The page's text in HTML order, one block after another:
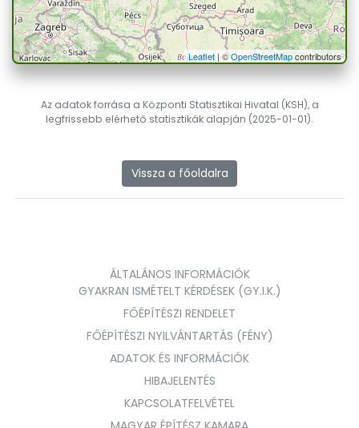
Leaflet| ©OpenStreetMapcontributors
Az adatok forrása a Központi Statisztikai Hivatal (KSH), a
legfrissebb elérhető statisztikák alapján (2025-01-01).
Vissza a főoldalra
ÁLTALÁNOS INFORMÁCIÓK
GYAKRAN ISMÉTELT KÉRDÉSEK (GY.I.K.)
FŐÉPÍTÉSZI RENDELET
FŐÉPÍTÉSZI NYILVÁNTARTÁS (FÉNY)
ADATOK ÉS INFORMÁCIÓK
HIBAJELENTÉS
KAPCSOLATFELVÉTEL